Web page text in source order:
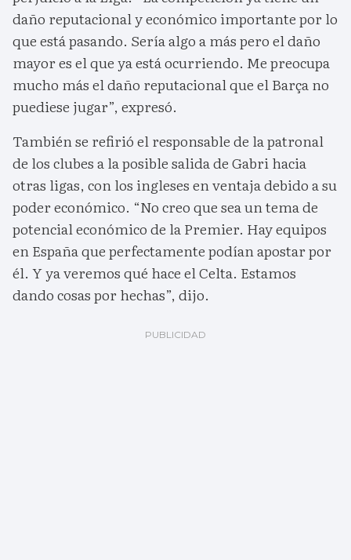
daño reputacional y económico importante por lo
que está pasando. Sería algo a más pero el daño
mayor es el que ya está ocurriendo. Me preocupa
mucho más el daño reputacional que el Barça no
puediese jugar”, expresó.
También se refirió el responsable de la patronal
de los clubes a la posible salida de Gabri hacia
otras ligas, con los ingleses en ventaja debido a su
poder económico. “No creo que sea un tema de
potencial económico de la Premier. Hay equipos
en España que perfectamente podían apostar por
él. Y ya veremos qué hace el Celta. Estamos
dando cosas por hechas”, dijo.